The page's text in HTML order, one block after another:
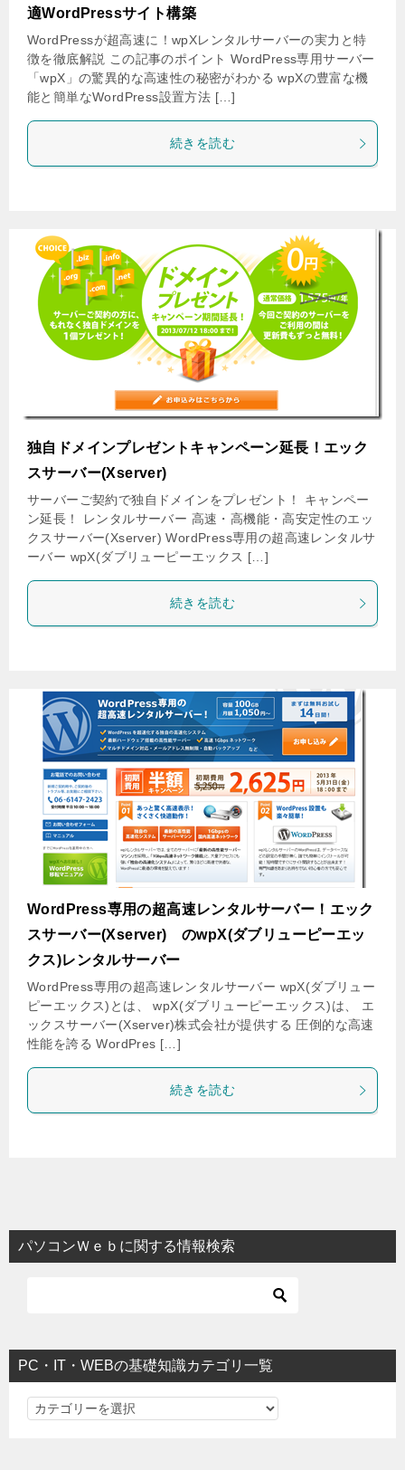
適WordPressサイト構築
WordPressが超高速に！wpXレンタルサーバーの実力と特
徴を徹底解説 この記事のポイント WordPress専用サーバー
「wpX」の驚異的な高速性の秘密がわかる wpXの豊富な機
能と簡単なWordPress設置方法 […]
続きを読む
独自ドメインプレゼントキャンペーン延長！エック
スサーバー(Xserver)
サーバーご契約で独自ドメインをプレゼント！ キャンペー
ン延長！ レンタルサーバー 高速・高機能・高安定性のエッ
クスサーバー(Xserver) WordPress専用の超高速レンタルサ
ーバー wpX(ダブリューピーエックス […]
続きを読む
WordPress専用の超高速レンタルサーバー！エック
スサーバー(Xserver) のwpX(ダブリューピーエッ
クス)レンタルサーバー
WordPress専用の超高速レンタルサーバー wpX(ダブリュー
ピーエックス)とは、 wpX(ダブリューピーエックス)は、 エ
ックスサーバー(Xserver)株式会社が提供する 圧倒的な高速
性能を誇る WordPres […]
続きを読む
パソコンＷｅｂに関する情報検索
PC・IT・WEBの基礎知識カテゴリ一覧
PC・IT・WEBの基礎知識カテゴリ一覧